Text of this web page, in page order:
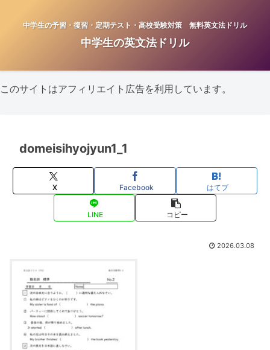
中学生の予習・復習・定期テスト・高校受験対策 無料英文法ドリル
中学生の英文法ドリル
このサイトはアフィリエイト広告を利用しています。
domeisihyojyun1_1
X Facebook はてブ
LINE コピー
2026.03.08